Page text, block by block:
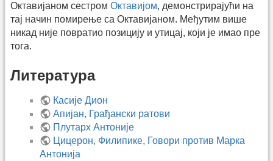
Октавијаном сестром Октавијом, демонстрирајући на
тај начин помирење са Октавијаном. Међутим више
никад није повратио позицију и утицај, који је имао пре
тога.
Литература
Касије Дион
Апијан, Грађански ратови
Плутарх Антоније
Цицерон, Филипике, Говори против Марка
Антонија